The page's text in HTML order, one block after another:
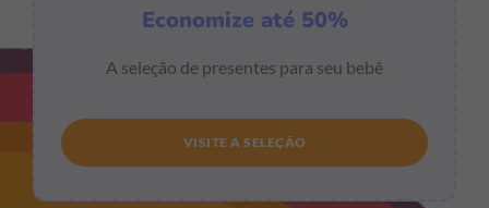
Economize até 50%
A seleção de presentes para seu bebê
VISITE A SELEÇÃO